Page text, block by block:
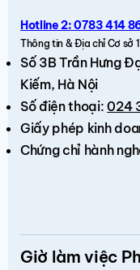
Hotline 2: 0783 414
Thông tin & Địa chỉ Cơ sở
Số 3B Trần Hưng
Kiếm, Hà Nội
Số điện thoại:024
Giấy phép kinh
Chứng chỉ hành
Giờ làm việc